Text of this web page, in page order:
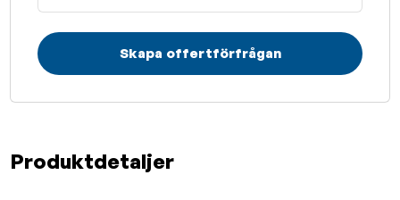
Produktdetaljer
Skapa offertförfrågan